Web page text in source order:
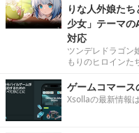
りな人外娘た
少女」テーマ
対応
ツンデレドラゴン
もりのヒロインた
ゲームコマー
Xsollaの最新情報